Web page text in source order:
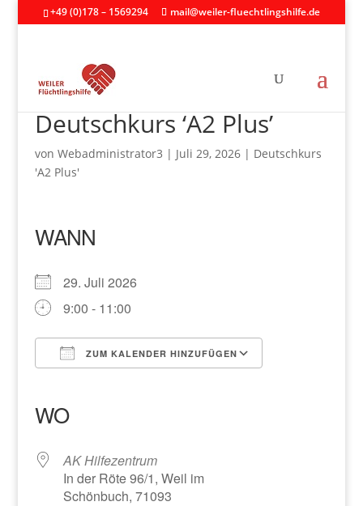
+49 (0)178 – 1569294 mail@weiler-fluechtlingshilfe.de
Deutschkurs ‘A2 Plus’
von Webadministrator3 | Juli 29, 2026| Deutschkurs
'A2 Plus'
WANN
29. Juli 2026
9:00 - 11:00
ZUM KALENDER HINZUFÜGEN
WO
AK Hilfezentrum
In der Röte 96/1, Weil im
Schönbuch, 71093